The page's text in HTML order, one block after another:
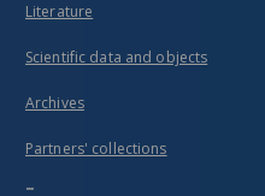
Literature
Scientific data and objects
Archives
Partners' collections
...